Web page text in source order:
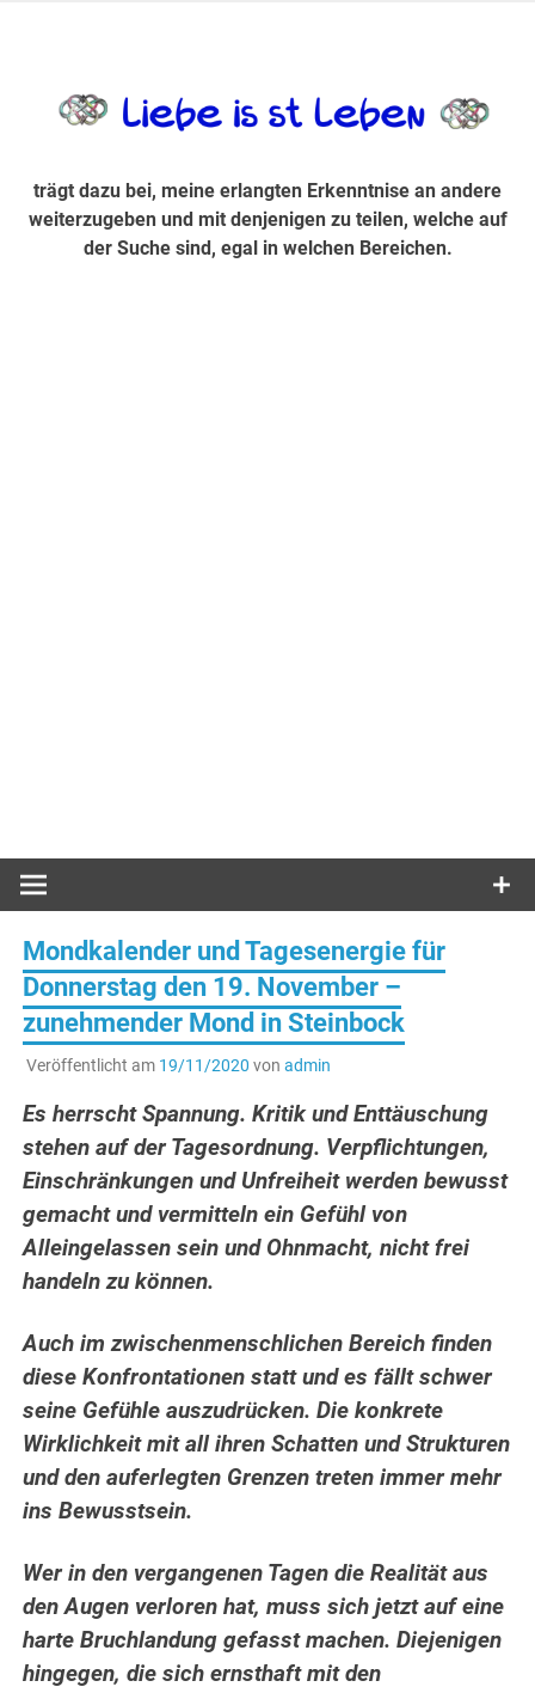
Suche sind, egal in welchen Bereichen.
trägt dazu bei, meine erlangten Erkenntnise an andere
weiterzugeben und mit denjenigen zu teilen, welche auf
der Suche sind, egal in welchen Bereichen.
Mondkalender und Tagesenergie für
Donnerstag den 19. November –
zunehmender Mond in Steinbock
Veröffentlicht am 19/11/2020 von admin
Es herrscht Spannung. Kritik und Enttäuschung
stehen auf der Tagesordnung. Verpflichtungen,
Einschränkungen und Unfreiheit werden bewusst
gemacht und vermitteln ein Gefühl von
Alleingelassen sein und Ohnmacht, nicht frei
handeln zu können.
Auch im zwischenmenschlichen Bereich finden
diese Konfrontationen statt und es fällt schwer
seine Gefühle auszudrücken. Die konkrete
Wirklichkeit mit all ihren Schatten und Strukturen
und den auferlegten Grenzen treten immer mehr
ins Bewusstsein.
Wer in den vergangenen Tagen die Realität aus
den Augen verloren hat, muss sich jetzt auf eine
harte Bruchlandung gefasst machen. Diejenigen
hingegen, die sich ernsthaft mit den